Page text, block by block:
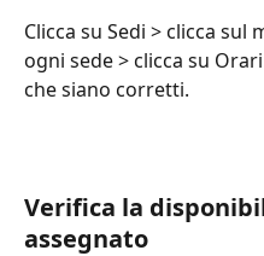
Clicca su Sedi > clicca
ogni sede > clicca su
che siano corretti.
Verifica la
assegnato